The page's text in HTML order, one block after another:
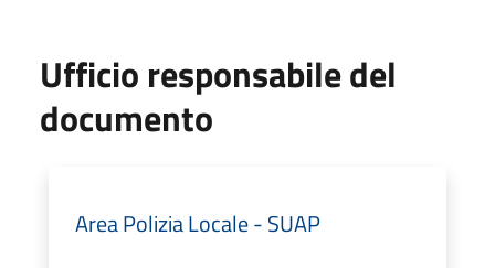
Ufficio responsabile del
documento
Area Polizia Locale - SUAP